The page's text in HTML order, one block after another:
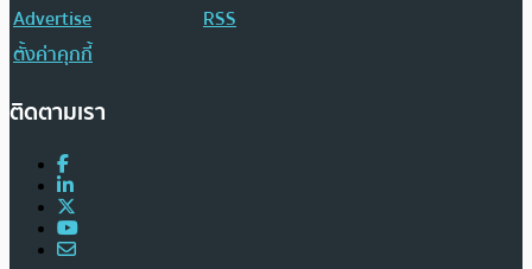
Advertise
RSS
ตั้งค่าคุกกี้
ติดตามเรา